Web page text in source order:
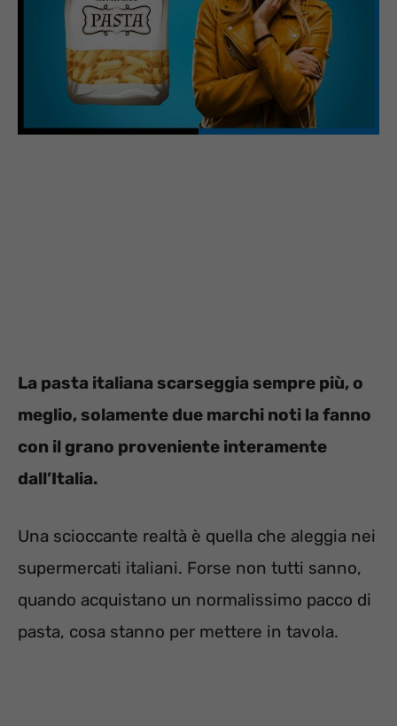
La pasta italiana scarseggia sempre più, o
meglio, solamente due marchi noti la fanno
con il grano proveniente interamente
dall’Italia.
Una scioccante realtà è quella che aleggia nei
supermercati italiani. Forse non tutti sanno,
quando acquistano un normalissimo pacco di
pasta, cosa stanno per mettere in tavola.